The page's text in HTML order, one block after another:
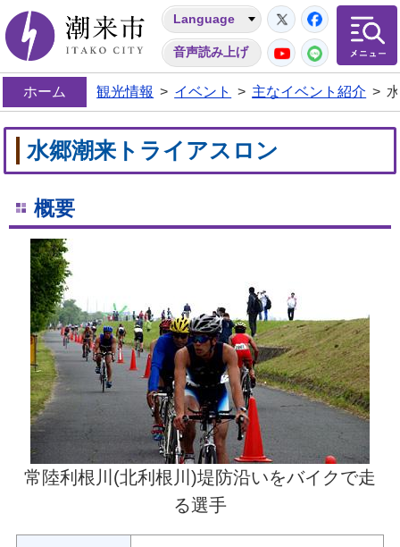
潮来市
Language
音声読み上げ
Twitter
YouTube
LINE
ホーム 観光情報 > イベント > 主なイベント紹介 >
水郷潮来トライアスロン
概要
常陸利根川(北利根川)堤防沿いをバイクで走
る選手